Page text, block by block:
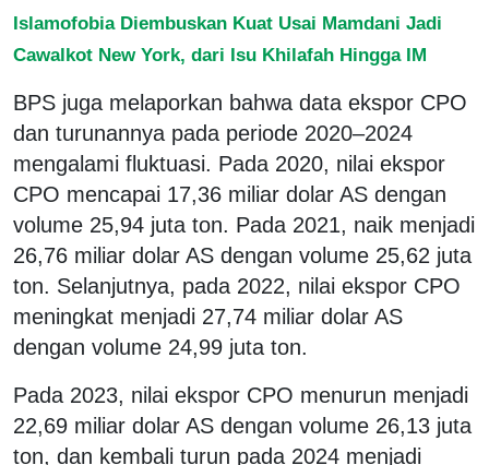
Islamofobia Diembuskan Kuat Usai Mamdani Jadi
Cawalkot New York, dari Isu Khilafah Hingga IM
BPS juga melaporkan bahwa data ekspor CPO
dan turunannya pada periode 2020–2024
mengalami fluktuasi. Pada 2020, nilai ekspor
CPO mencapai 17,36 miliar dolar AS dengan
volume 25,94 juta ton. Pada 2021, naik menjadi
26,76 miliar dolar AS dengan volume 25,62 juta
ton. Selanjutnya, pada 2022, nilai ekspor CPO
meningkat menjadi 27,74 miliar dolar AS
dengan volume 24,99 juta ton.
Pada 2023, nilai ekspor CPO menurun menjadi
22,69 miliar dolar AS dengan volume 26,13 juta
ton, dan kembali turun pada 2024 menjadi